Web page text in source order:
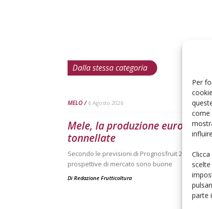
Per
come
parte
Dalla stessa categoria
MELO 6 Agosto 2026
Mele, la produzione europea
tonnellate
Secondo le previsioni di Prognosfruit 2026,
prospettive di mercato sono buone
Di Redazione Frutticoltura